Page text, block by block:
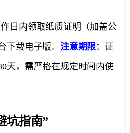
日内领取纸质证明（加盖公
下载电子版。注意期限：证
天，需严格在规定时间内使
坑指南”